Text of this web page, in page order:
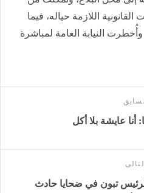
اللازمة حياله، فيما
النيابة العامة لمباشرة
أنا عايشة بلا أكل
التالى
تبون في ضحايا حادث